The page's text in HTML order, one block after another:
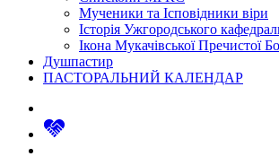
Мученики та Ісповідники віри
Історія Ужгородського
Ікона Мукачівської Пречистої
Душпастир
ПАСТОРАЛЬНИЙ КАЛЕНДАР